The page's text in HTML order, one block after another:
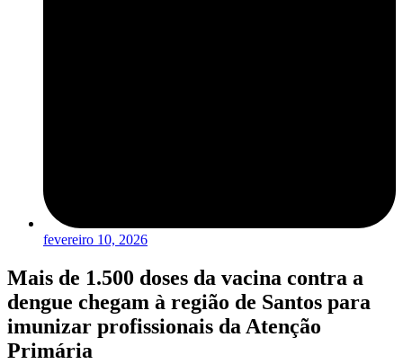
fevereiro 10, 2026
Mais de 1.500 doses da vacina contra a
dengue chegam à região de Santos para
imunizar profissionais da Atenção
Primária